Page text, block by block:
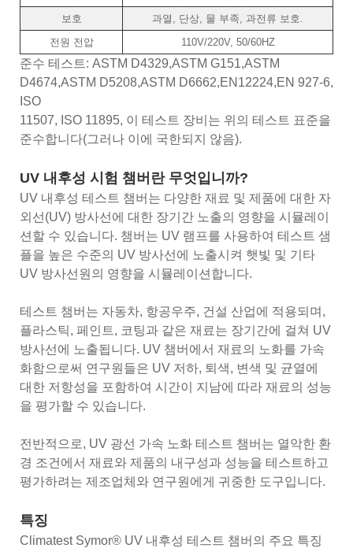
보호
과열, 단상, 물 부족, 과전류 보호.
전원 전압
110V/220V, 50/60HZ
준수 테스트: ASTM D4329,ASTM G151,ASTM
D4674,ASTM D5208,ASTM D6662,EN12224,EN 927-6,
ISO
11507, ISO 11895, 이 테스트 장비는 위의 테스트 표준을
준수합니다(그러나 이에 국한되지 않음).
UV 내후성 시험 챔버란 무엇입니까?
UV 내후성 테스트 챔버는 다양한 재료 및 제품에 대한 자
외선(UV) 방사선에 대한 장기간 노출의 영향을 시뮬레이
션할 수 있습니다. 챔버는 UV 램프를 사용하여 테스트 샘
플을 높은 수준의 UV 방사선에 노출시켜 햇빛 및 기타
UV 방사선원의 영향을 시뮬레이션합니다.
테스트 챔버는 자동차, 항공우주, 건설 산업에 적용되며,
플라스틱, 페인트, 코팅과 같은 재료는 장기간에 걸쳐 UV
방사선에 노출됩니다. UV 챔버에서 재료의 노화를 가속
화함으로써 연구원들은 UV 저하, 퇴색, 변색 및 균열에
대한 저항성을 포함하여 시간이 지남에 따라 재료의 성능
을 평가할 수 있습니다.
전반적으로, UV 광선 가속 노화 테스트 챔버는 열악한 환
경 조건에서 재료와 제품의 내구성과 성능을 테스트하고
평가하려는 제조업체와 연구원에게 귀중한 도구입니다.
특징
Climatest Symor® UV 내후성 테스트 챔버의 주요 특징